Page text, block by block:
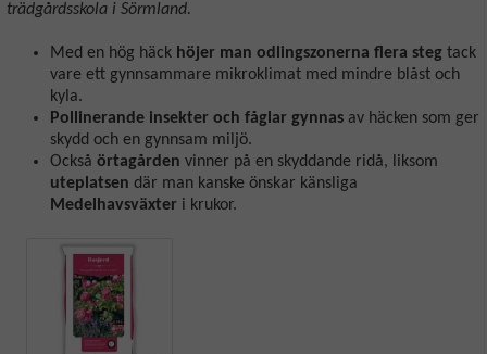
trädgårdsskola i Sörmland.
Med en hög häck höjer man odlingszonerna flera steg tack
vare ett gynnsammare mikroklimat med mindre blåst och
kyla.
Pollinerande insekter och fåglar gynnas av häcken som ger
skydd och en gynnsam miljö.
Också örtagården vinner på en skyddande ridå, liksom
uteplatsen där man kanske önskar känsliga
Medelhavsväxter i krukor.